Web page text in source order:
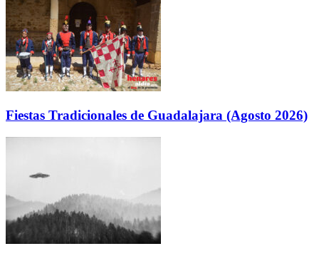
Fiestas Tradicionales de Guadalajara (Agosto 2026)